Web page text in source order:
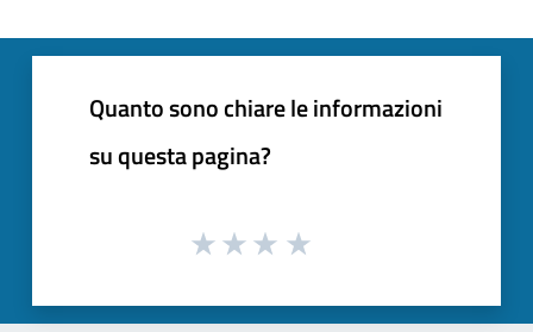
Quanto sono chiare le informazioni
su questa pagina?